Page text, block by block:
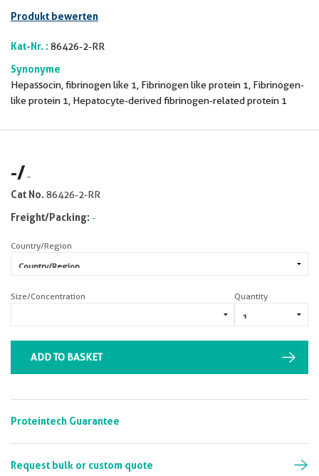
Produkt bewerten
Kat-Nr. : 86426-2-RR
Synonyme
Hepassocin, fibrinogen like 1, Fibrinogen like protein 1, Fibrinogen-
like protein 1, Hepatocyte-derived fibrinogen-related protein 1
-/-
Cat No. 86426-2-RR
Freight/Packing: -
Country/Region
Size/Concentration Quantity
ADD TO BASKET
Proteintech Guarantee
Request bulk or custom quote